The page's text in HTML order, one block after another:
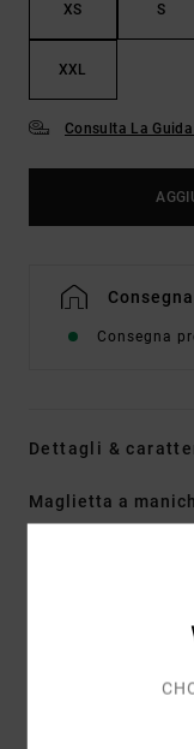
XS S
XXL
Consulta La
Consegna
Dettagli &
Maglietta a